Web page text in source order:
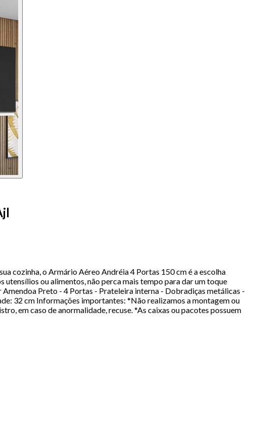
cozinha, o Armário Aéreo Andréia 4 Portas 150 cm é a escolha
ou alimentos, não perca mais tempo para dar um toque
Preto - 4 Portas - Prateleira interna - Dobradiças metálicas -
32 cm Informações importantes: *Não realizamos a montagem ou
em caso de anormalidade, recuse. *As caixas ou pacotes possuem